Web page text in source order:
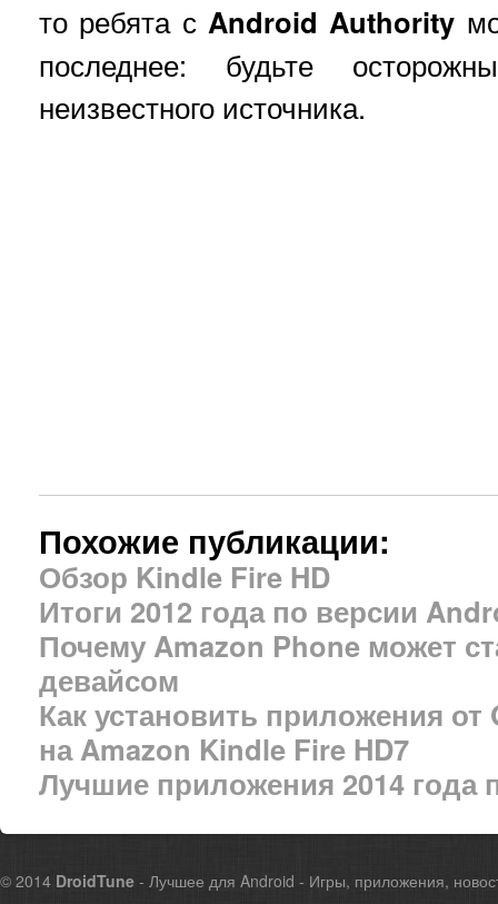
то ребята с Android Authority
последнее: будьте
неизвестного источника.
Похожие публикации:
Обзор Kindle Fire HD
Итоги 2012 года по версии
Почему Amazon Phone может
девайсом
Как установить приложения от
на Amazon Kindle Fire HD7
Лучшие приложения 2014 года
© 2014 DroidTune - Лучшее для Android - Игры, приложения,